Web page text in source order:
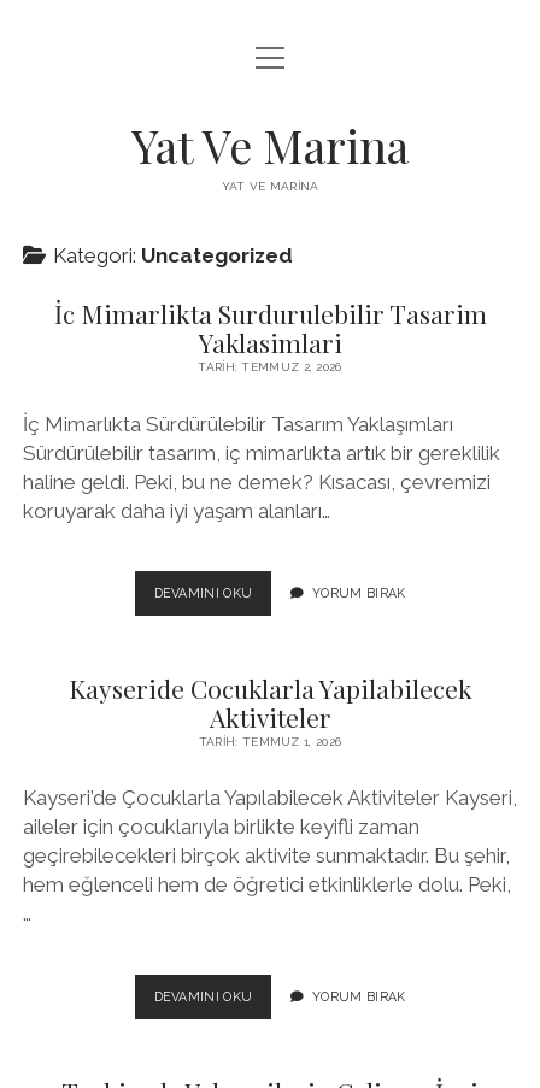
FACEBOOK BEĞENI YÜKSELTME HILESI
menüyü
aç
Yat Ve Marina
YAT VE MARINA
Kategori: Uncategorized
İc Mimarlikta Surdurulebilir Tasarim
Yaklasimlari
TARIH: TEMMUZ 2, 2026
İç Mimarlıkta Sürdürülebilir Tasarım Yaklaşımları
Sürdürülebilir tasarım, iç mimarlıkta artık bir gereklilik
haline geldi. Peki, bu ne demek? Kısacası, çevremizi
koruyarak daha iyi yaşam alanları…
DEVAMINI OKU
MIMARLIKTA
YAKLASIMLARI
YORUM BIRAK
Kayseride Cocuklarla Yapilabilecek
Aktiviteler
TARIH: TEMMUZ 1, 2026
Kayseri’de Çocuklarla Yapılabilecek Aktiviteler Kayseri,
aileler için çocuklarıyla birlikte keyifli zaman
geçirebilecekleri birçok aktivite sunmaktadır. Bu şehir,
hem eğlenceli hem de öğretici etkinliklerle dolu. Peki,
…
DEVAMINI OKU KAYSERIDE
COCUKLARLA
YORUM BIRAK